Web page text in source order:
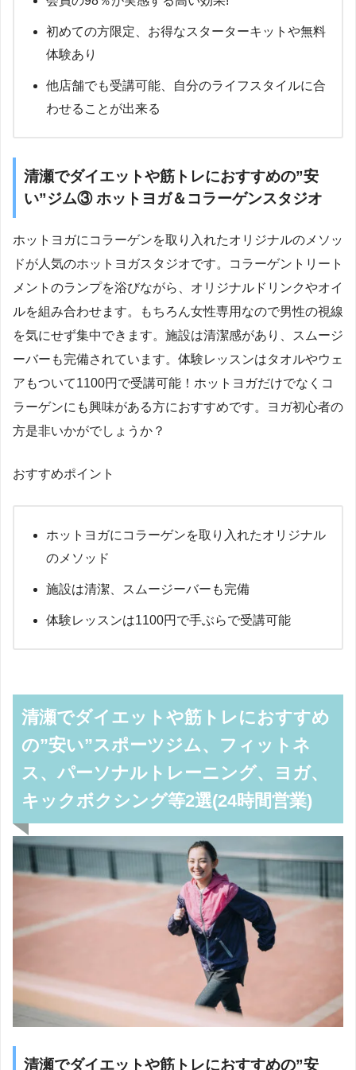
初めての方限定、お得なスターターキットや無料
体験あり
他店舗でも受講可能、自分のライフスタイルに合
わせることが出来る
清瀬でダイエットや筋トレにおすすめの”安
い”ジム③ ホットヨガ＆コラーゲンスタジオ
ホットヨガにコラーゲンを取り入れたオリジナルのメソッ
ドが人気のホットヨガスタジオです。コラーゲントリート
メントのランプを浴びながら、オリジナルドリンクやオイ
ルを組み合わせます。もちろん女性専用なので男性の視線
を気にせず集中できます。施設は清潔感があり、スムージ
ーバーも完備されています。体験レッスンはタオルやウェ
アもついて1100円で受講可能！ホットヨガだけでなくコ
ラーゲンにも興味がある方におすすめです。ヨガ初心者の
方是非いかがでしょうか？
おすすめポイント
ホットヨガにコラーゲンを取り入れたオリジナル
のメソッド
施設は清潔、スムージーバーも完備
体験レッスンは1100円で手ぶらで受講可能
清瀬でダイエットや筋トレにおすすめ
の”安い”スポーツジム、フィットネ
ス、パーソナルトレーニング、ヨガ、
キックボクシング等2選(24時間営業)
清瀬でダイエットや筋トレにおすすめの”安